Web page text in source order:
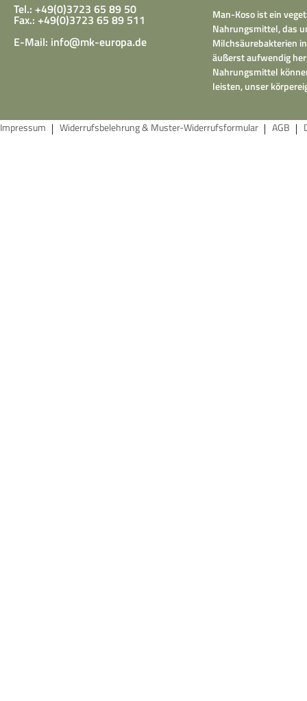
Tel.: +49(0)3723 65 89 50
Fax.: +49(0)3723 65 89 511
E-Mail: info@mk-europa.de
Man-Koso ist ein
Nahrungsmittel, das
Milchsäurebakterien
äußerst aufwendig
Nahrungsmittel
leisten, unser
Impressum Widerrufsbelehrung & Muster-Widerrufsformular AGB